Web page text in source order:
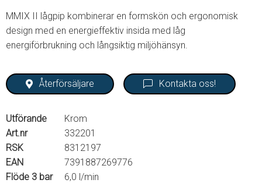
MMIX II lågpip kombinerar en formskön och ergonomisk
design med en energieffektiv insida med låg
energiförbrukning och långsiktig miljöhänsyn.
Återförsäljare Kontakta oss!
Utförande
Krom
Art.nr
332201
RSK
8312197
EAN
7391887269776
Flöde 3 bar
6,0 l/min